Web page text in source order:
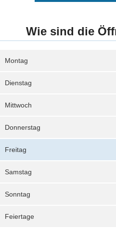
Wie sind die
Montag
Dienstag
Mittwoch
Donnerstag
Freitag
Samstag
Sonntag
Feiertage